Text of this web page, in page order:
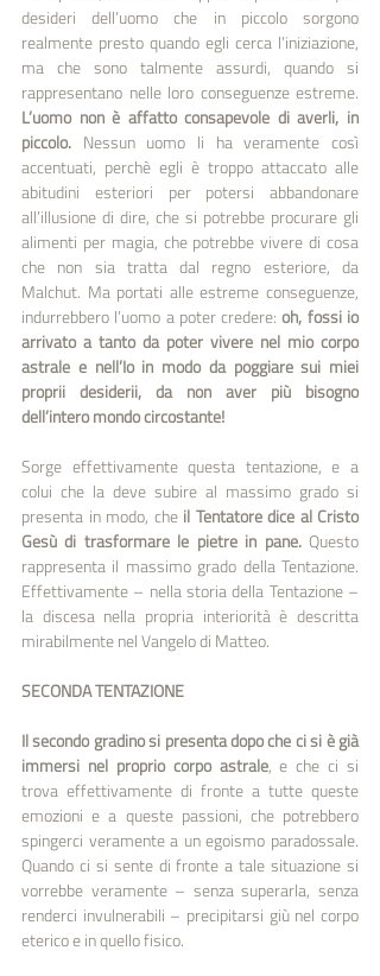
desideri dell’uomo che in piccolo sorgono
realmente presto quando egli cerca l’iniziazione,
ma che sono talmente assurdi, quando si
L’uomo non è affatto consapevole di averli, in
piccolo. Nessun uomo li ha veramente così
accentuati, perchè egli è troppo attaccato alle
abitudini esteriori per potersi abbandonare
all’illusione di dire, che si potrebbe procurare gli
alimenti per magia, che potrebbe vivere di cosa
che non sia tratta dal regno esteriore, da
Malchut. Ma portati alle estreme conseguenze,
indurrebbero l’uomo a poter credere: oh, fossi io
arrivato a tanto da poter vivere nel mio corpo
astrale e nell’Io in modo da poggiare sui miei
proprii desiderii, da non aver più bisogno
dell’intero mondo circostante!
Sorge effettivamente questa tentazione, e a
colui che la deve subire al massimo grado si
presenta in modo, che il Tentatore dice al Cristo
Gesù di trasformare le pietre in pane. Questo
rappresenta il massimo grado della Tentazione.
Effettivamente – nella storia della Tentazione –
la discesa nella propria interiorità è descritta
mirabilmente nel Vangelo di Matteo.
SECONDA TENTAZIONE
Il secondo gradino si presenta dopo che ci si è già
immersi nel proprio corpo astrale, e che ci si
trova effettivamente di fronte a tutte queste
emozioni e a queste passioni, che potrebbero
spingerci veramente a un egoismo paradossale.
Quando ci si sente di fronte a tale situazione si
vorrebbe veramente – senza superarla, senza
renderci invulnerabili – precipitarsi giù nel corpo
eterico e in quello fisico.